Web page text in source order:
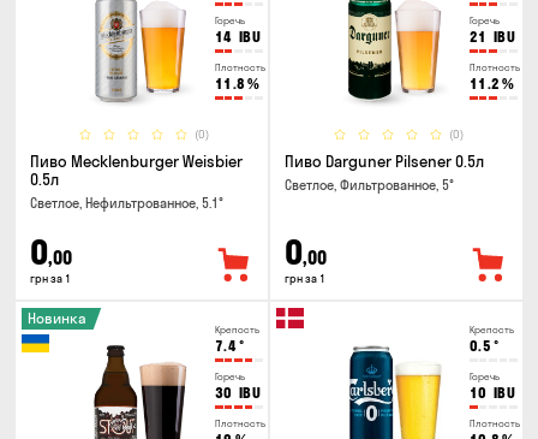
Горечь
14 IBU
Плотность
11.8 %
(0)
Пиво Mecklenburger Weisbier
0.5л
Светлое, Нефильтрованное, 5.1°
0,00
грн за 1
Горечь
21 IBU
Плотность
11.2 %
(0)
Пиво Darguner Pilsener 0.5л
Светлое, Фильтрованное, 5°
0,00
грн за 1
Крепость
7.4°
Горечь
30 IBU
Плотность
Новинка
Крепость
0.5 °
Горечь
10 IBU
Плотность